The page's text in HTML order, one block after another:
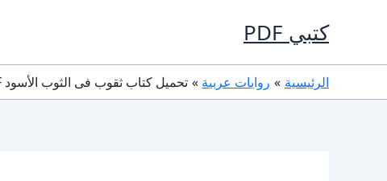
كتبي PDF
الرئيسية روايات عربية تحميل كتاب ثقوب فى الثوب الأسود PDF تأليف إحسان عبد القدوس كامل مجانا